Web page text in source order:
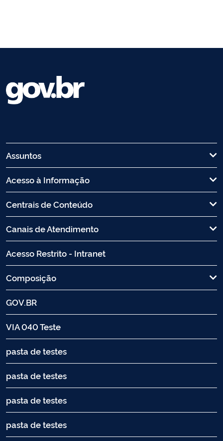
Assuntos
Acesso à Informação
Centrais de Conteúdo
Canais de Atendimento
Acesso Restrito - Intranet
Composição
GOV.BR
VIA 040 Teste
pasta de testes
pasta de testes
pasta de testes
pasta de testes